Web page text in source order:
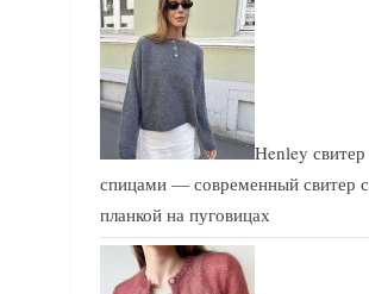
Henley свитер
спицами — современный свитер с
планкой на пуговицах